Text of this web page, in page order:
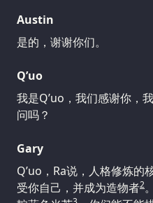
Austin
是的，谢谢你们。
Q’uo
我是Q’uo，我们感谢你，
问吗？
Gary
Q’uo，Ra说，人格修炼的
受你自己，并成为造物者2